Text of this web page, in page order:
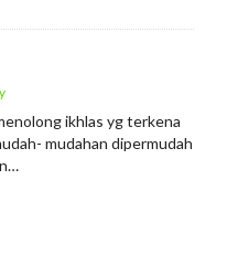
ikhlas yg terkena
mudahan dipermudah